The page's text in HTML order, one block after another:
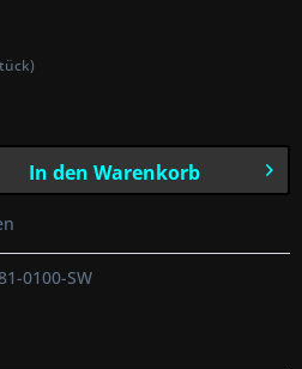
In den Warenkorb
0100-SW